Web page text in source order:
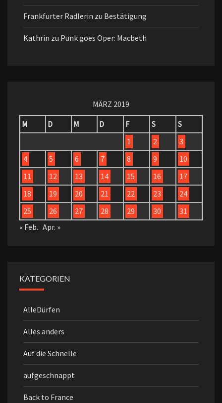
Frankfurter Radlerin zu Bestätigung
Kathrin zu Punk goes Oper: Macbeth
MÄRZ 2019
M
D M D F S
S
1
2
3
4
5 6 7 8 9
10
11
12 13 14 15 16
17
18
19 20 21 22 23
24
25
26 27 28 29 30
31
« Feb. Apr. »
KATEGORIEN
AlleDürfen
Alles anders
Auf die Schnelle
aufgeschnappt
Back to France